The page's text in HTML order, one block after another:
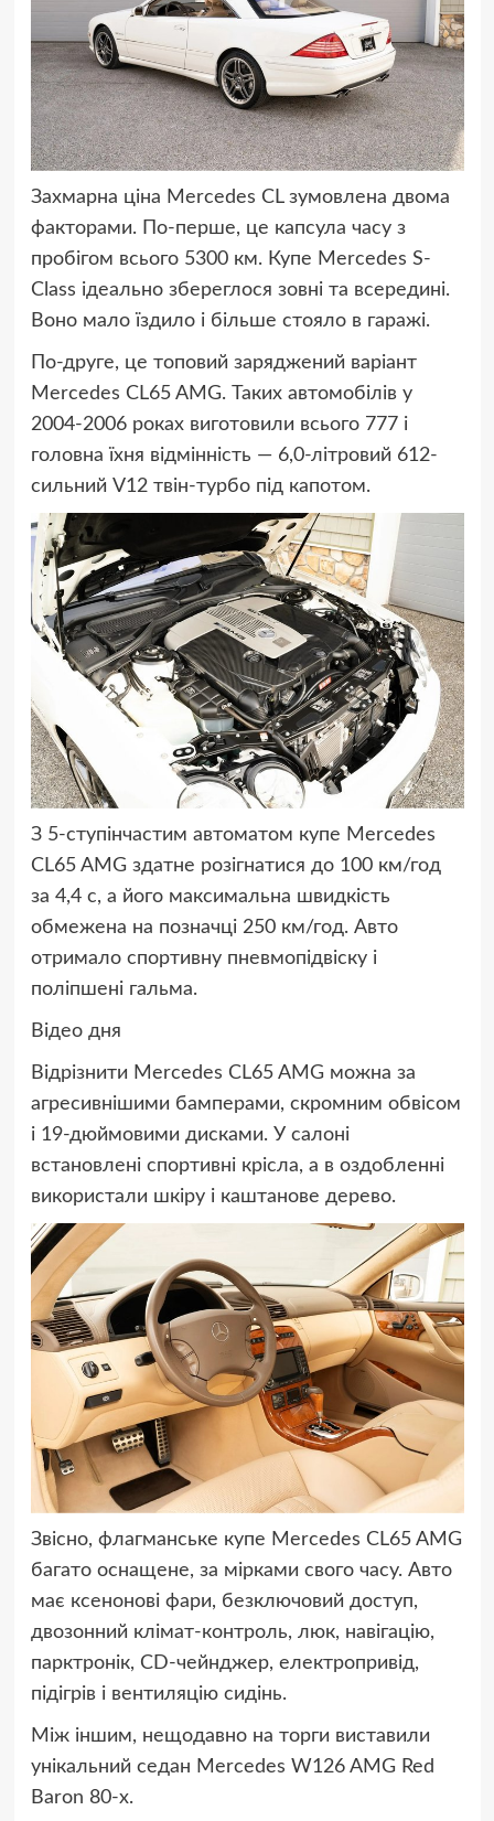
Захмарна ціна Mercedes CL зумовлена двома
факторами. По-перше, це капсула часу з
пробігом всього 5300 км. Купе Mercedes S-
Class ідеально збереглося зовні та всередині.
Воно мало їздило і більше стояло в гаражі.
По-друге, це топовий заряджений варіант
Mercedes CL65 AMG. Таких автомобілів у
2004-2006 роках виготовили всього 777 і
головна їхня відмінність — 6,0-літровий 612-
сильний V12 твін-турбо під капотом.
З 5-ступінчастим автоматом купе Mercedes
CL65 AMG здатне розігнатися до 100 км/год
за 4,4 с, а його максимальна швидкість
обмежена на позначці 250 км/год. Авто
отримало спортивну пневмопідвіску і
поліпшені гальма.
Відео дня
Відрізнити Mercedes CL65 AMG можна за
агресивнішими бамперами, скромним обвісом
і 19-дюймовими дисками. У салоні
встановлені спортивні крісла, а в оздобленні
використали шкіру і каштанове дерево.
Звісно, флагманське купе Mercedes CL65 AMG
багато оснащене, за мірками свого часу. Авто
має ксенонові фари, безключовий доступ,
двозонний клімат-контроль, люк, навігацію,
парктронік, CD-чейнджер, електропривід,
підігрів і вентиляцію сидінь.
Між іншим, нещодавно на торги виставили
унікальний седан Mercedes W126 AMG Red
Baron 80-х.